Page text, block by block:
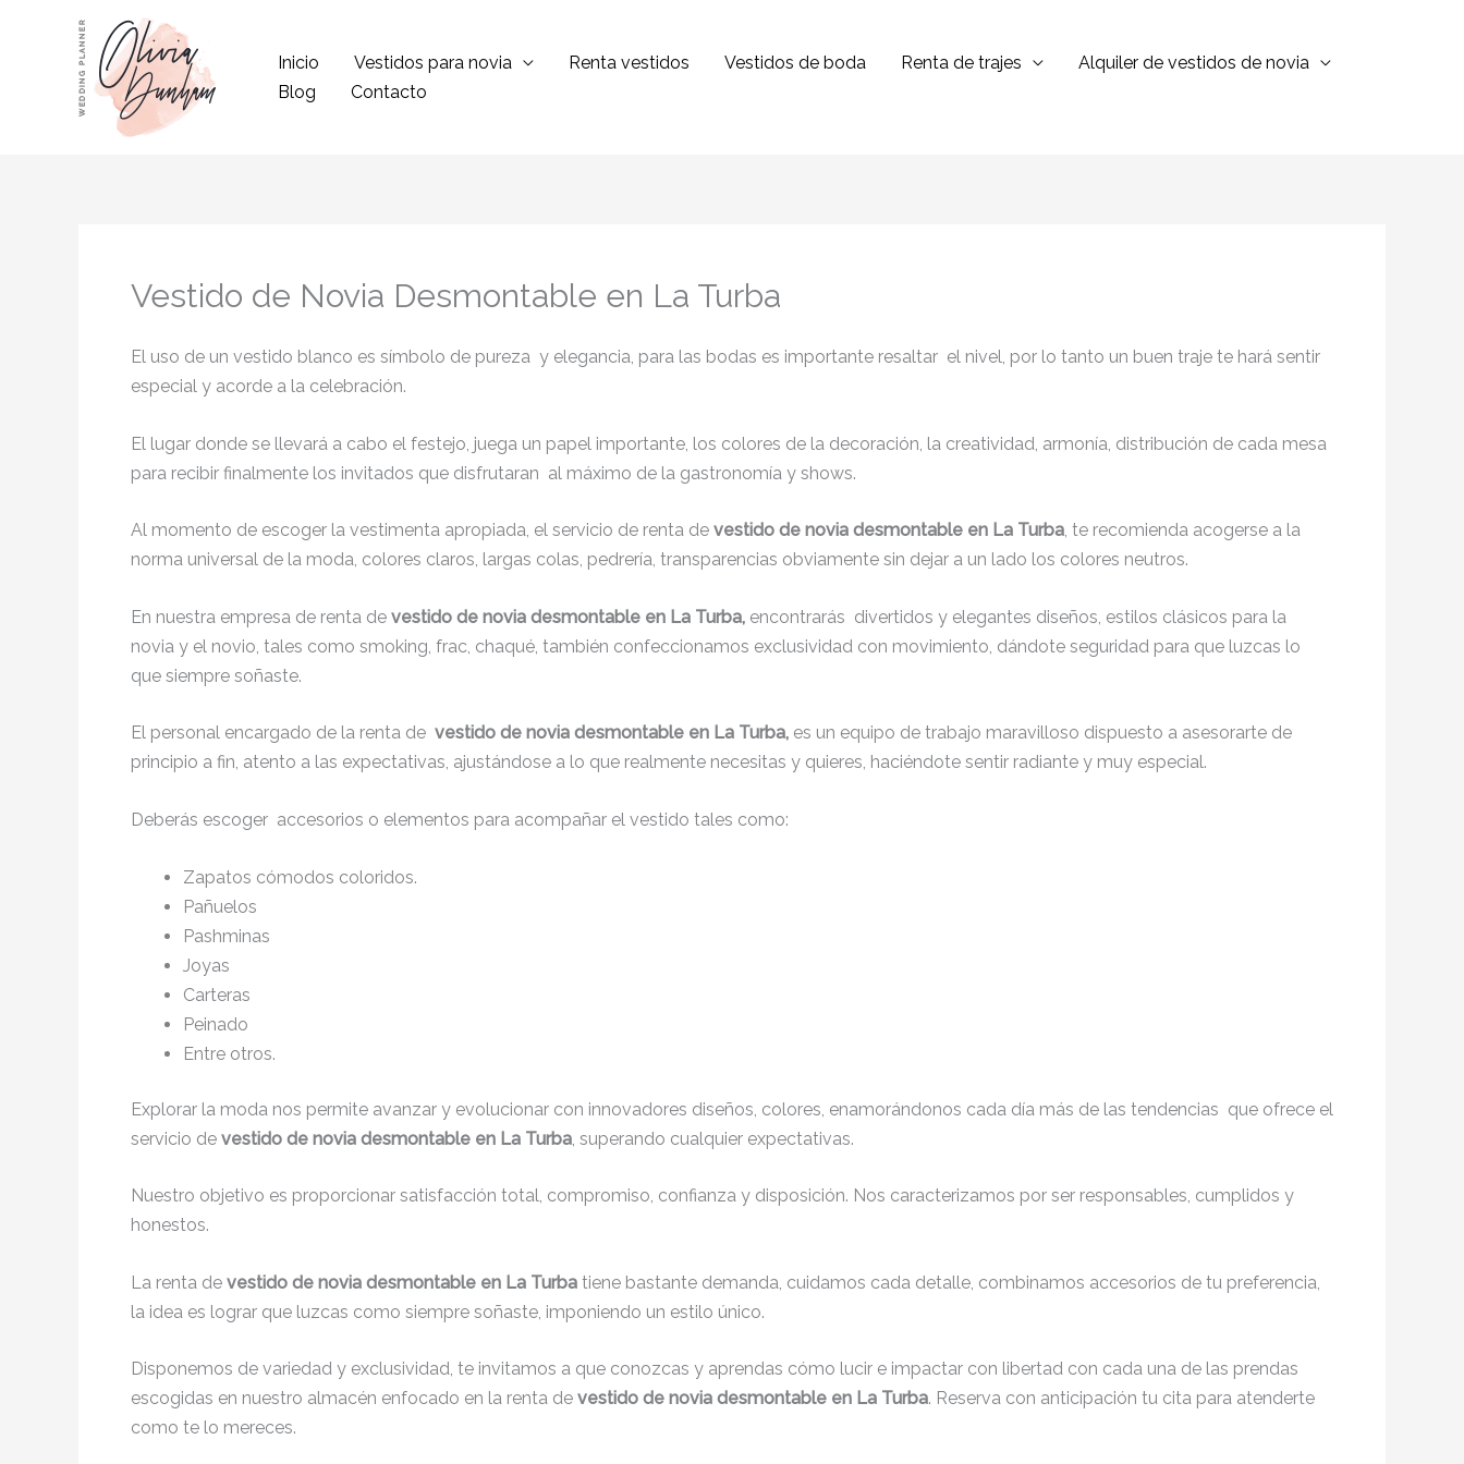
contenido
Inicio Vestidos para novia Renta vestidos Vestidos de boda Renta de trajes
Alquiler de vestidos de novia
Blog
Contacto
Vestido de Novia Desmontable en La Turba
El uso de un vestido blanco es símbolo de pureza y elegancia, para las bodas es importante resaltar el nivel, por lo tanto un buen traje te hará sentir
especial y acorde a la celebración.
El lugar donde se llevará a cabo el festejo, juega un papel importante, los colores de la decoración, la creatividad, armonía, distribución de cada mesa
para recibir finalmente los invitados que disfrutaran al máximo de la gastronomía y shows.
Al momento de escoger la vestimenta apropiada, el servicio de renta de vestido de novia desmontable en La Turba, te recomienda acogerse a la
norma universal de la moda, colores claros, largas colas, pedrería, transparencias obviamente sin dejar a un lado los colores neutros.
En nuestra empresa de renta de vestido de novia desmontable en La Turba, encontrarás divertidos y elegantes diseños, estilos clásicos para la
novia y el novio, tales como smoking, frac, chaqué, también confeccionamos exclusividad con movimiento, dándote seguridad para que luzcas lo
que siempre soñaste.
El personal encargado de la renta de vestido de novia desmontable en La Turba, es un equipo de trabajo maravilloso dispuesto a asesorarte de
principio a fin, atento a las expectativas, ajustándose a lo que realmente necesitas y quieres, haciéndote sentir radiante y muy especial.
Deberás escoger accesorios o elementos para acompañar el vestido tales como:
Zapatos cómodos coloridos.
Pañuelos
Pashminas
Joyas
Carteras
Peinado
Entre otros.
Explorar la moda nos permite avanzar y evolucionar con innovadores diseños, colores, enamorándonos cada día más de las tendencias que ofrece el
servicio de vestido de novia desmontable en La Turba , superando cualquier expectativas.
Nuestro objetivo es proporcionar satisfacción total, compromiso, confianza y disposición. Nos caracterizamos por ser responsables, cumplidos y
honestos.
La renta de vestido de novia desmontable en La Turba tiene bastante demanda, cuidamos cada detalle, combinamos accesorios de tu preferencia,
la idea es lograr que luzcas como siempre soñaste, imponiendo un estilo único.
Disponemos de variedad y exclusividad, te invitamos a que conozcas y aprendas cómo lucir e impactar con libertad con cada una de las prendas
escogidas en nuestro almacén enfocado en la renta de vestido de novia desmontable en La Turba. Reserva con anticipación tu cita para atenderte
como te lo mereces.